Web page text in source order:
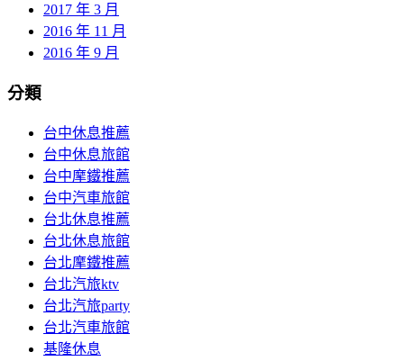
2017 年 3 月
2016 年 11 月
2016 年 9 月
分類
台中休息推薦
台中休息旅館
台中摩鐵推薦
台中汽車旅館
台北休息推薦
台北休息旅館
台北摩鐵推薦
台北汽旅ktv
台北汽旅party
台北汽車旅館
基隆休息